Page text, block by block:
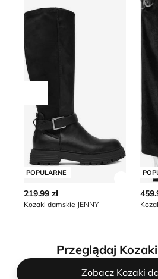
Przesuń w lewo
POPULARNE
Zobacz
219.99 zł
Kozaki damskie JENNY
Przeglądaj
Zobacz Kozaki